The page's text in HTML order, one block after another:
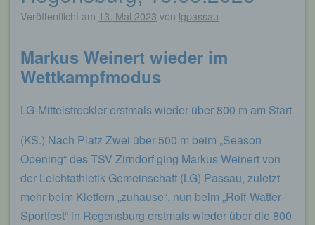
Veröffentlicht am 13. Mai 2023 von lgpassau
Markus Weinert wieder im
Wettkampfmodus
LG-Mittelstreckler erstmals wieder über 800 m am Start
(KS.) Nach Platz Zwei über 500 m beim „Season
Opening“ des TSV Zirndorf ging Markus Weinert von
der Leichtathletik Gemeinschaft (LG) Passau, zuletzt
mehr beim Klettern „zuhause“, nun beim „Rolf-Watter-
Sportfest“ in Regensburg erstmals wieder über die 800